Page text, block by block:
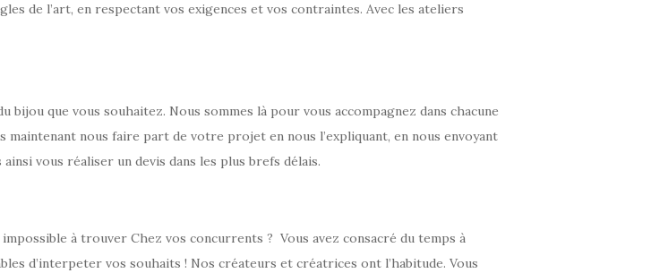
de l’art, en respectant vos exigences et vos contraintes. Avec les ateliers
que vous souhaitez. Nous sommes là pour vous accompagnez dans chacune
maintenant nous faire part de votre projet en nous l’expliquant, en nous envoyant
vous réaliser un devis dans les plus brefs délais.
à trouver Chez vos concurrents ? Vous avez consacré du temps à
d’interpeter vos souhaits ! Nos créateurs et créatrices ont l’habitude. Vous